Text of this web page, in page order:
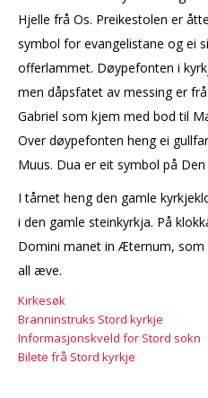
Hjelle frå Os. Preikestolen er
symbol for evangelistane og ei
offerlammet. Døypefonten i
men dåpsfatet av messing er
Gabriel som kjem med bod til
Over døypefonten heng ei
Muus. Dua er eit symbol på Den
I tårnet heng den gamle
i den gamle steinkyrkja. På
Domini manet in Æternum, som
all æve.
Kirkesøk
Branninstruks Stord kyrkje
Informasjonskveld for Stord sokn
Bilete frå Stord kyrkje